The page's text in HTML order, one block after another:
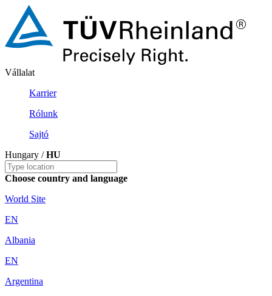
Vállalat
Karrier
Rólunk
Sajtó
Hungary /HU
Choose country and language
World Site
EN
Albania
EN
Argentina